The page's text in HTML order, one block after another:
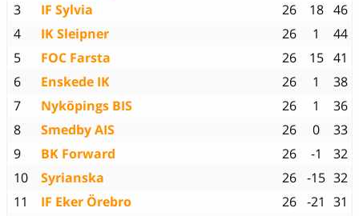
3
IF Sylvia 26 18 46
4
IK Sleipner 26 1
44
5
FOC Farsta 26 15 41
6
Enskede IK 26 1
38
7
Nyköpings BIS 26 1
36
8
Smedby AIS 26 0
33
9
BK Forward 26 -1
32
10
Syrianska 26 -15 32
11
IF Eker Örebro 26 -21 31